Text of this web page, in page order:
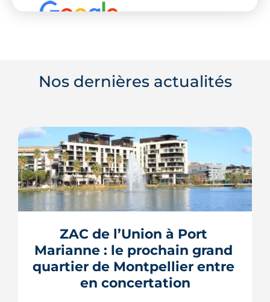
Nos dernières actualités
ZAC de l’Union à Port
Marianne : le prochain grand
quartier de Montpellier entre
en concertation